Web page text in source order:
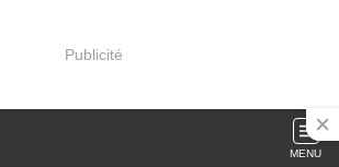
Publicité
MENU